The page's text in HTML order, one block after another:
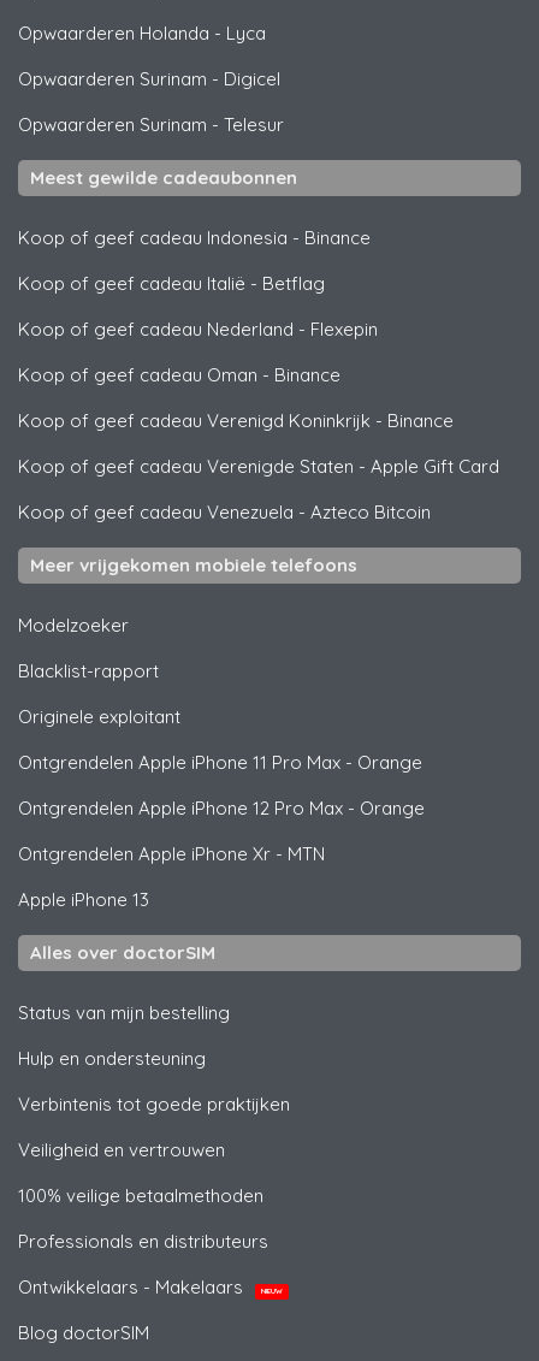
Opwaarderen Holanda - Lyca
Opwaarderen Surinam - Digicel
Opwaarderen Surinam - Telesur
Meest gewilde cadeaubonnen
Koop of geef cadeau Indonesia - Binance
Koop of geef cadeau Italië - Betflag
Koop of geef cadeau Nederland - Flexepin
Koop of geef cadeau Oman - Binance
Koop of geef cadeau Verenigd Koninkrijk - Binance
Koop of geef cadeau Verenigde Staten - Apple Gift Card
Koop of geef cadeau Venezuela - Azteco Bitcoin
Meer vrijgekomen mobiele telefoons
Modelzoeker
Blacklist-rapport
Originele exploitant
Ontgrendelen Apple iPhone 11 Pro Max - Orange
Ontgrendelen Apple iPhone 12 Pro Max - Orange
Ontgrendelen Apple iPhone Xr - MTN
Apple iPhone 13
Alles over doctorSIM
Status van mijn bestelling
Hulp en ondersteuning
Verbintenis tot goede praktijken
Veiligheid en vertrouwen
100% veilige betaalmethoden
Professionals en distributeurs
Ontwikkelaars - Makelaars
NIEUW
Blog doctorSIM